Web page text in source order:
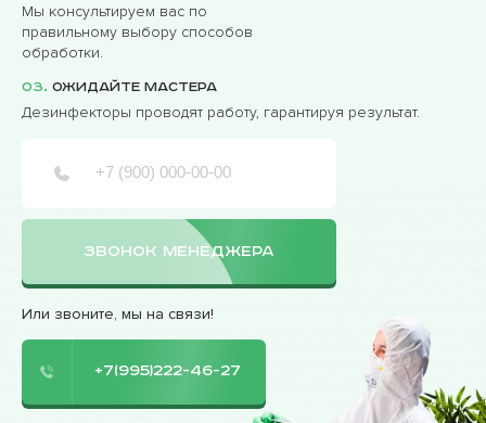
Мы консультируем вас по
правильному выбору способов
обработки.
03. Ожидайте мастера
Дезинфекторы проводят работу, гарантируя результат.
ЗВОНОК МЕНЕДЖЕРА
Или звоните, мы на связи!
+7(995)222-46-27